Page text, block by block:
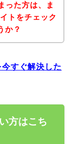
った方は、ま
トをチェック
か？
すぐ解決した
方はこち